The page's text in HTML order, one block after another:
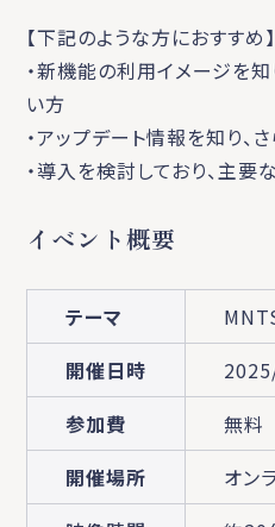
【下記のような方におすすめ】
・新機能の利用イメージを
い方
・アップデート情報を知り
・導入を検討しており、主
イベント概要
テーマ
開催日時
参加費
無料
開催場所
オン